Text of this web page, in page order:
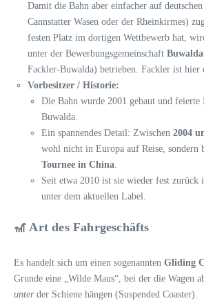
Damit die Bahn aber einfacher auf
Cannstatter Wasen oder der Rheinkirmes)
festen Platz im dortigen Wettbewerb hat,
unter der Bewerbungsgemeinschaft
Fackler-Buwalda) betrieben. Fackler ist hier
Vorbesitzer / Historie:
Die Bahn wurde 2001 gebaut und feierte
Buwalda.
Ein spannendes Detail: Zwischen 2004
wohl nicht in Europa auf Reise, sondern
Tournee in China.
Seit etwa 2010 ist sie wieder fest zurück
unter dem aktuellen Label.
🎢 Art des Fahrgeschäfts
Es handelt sich um einen sogenannten Gliding
Grunde eine „Wilde Maus“, bei der die Wagen
unterder Schiene hängen (Suspended Coaster).